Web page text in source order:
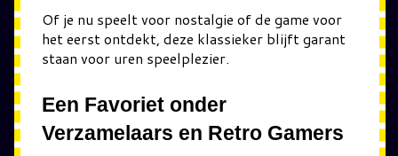
Of je nu speelt voor nostalgie of de game voor
het eerst ontdekt, deze klassieker blijft garant
staan voor uren speelplezier.
Een Favoriet onder
Verzamelaars en Retro Gamers